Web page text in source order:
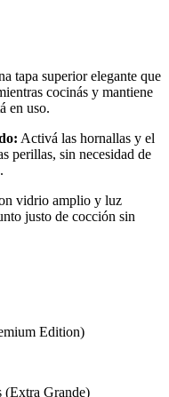
tapa superior elegante que
cocinás y mantiene
en uso.
Activá las hornallas y el
perillas, sin necesidad de
vidrio amplio y luz
justo de cocción sin
Edition)
(Extra Grande)